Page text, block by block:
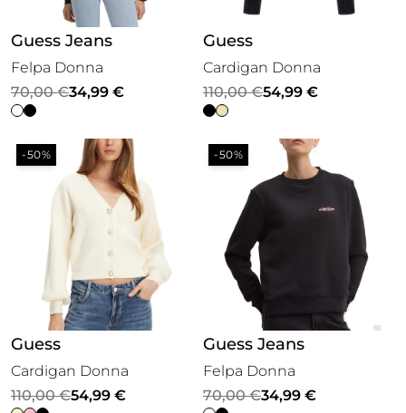
Guess Jeans
Felpa Donna
70,00€
Il
prezzo
originale
era:
70,00 €.
34,99 €
Il
prezzo
attuale
è:
34,99 €.
Guess
Cardigan Donna
110,00€
Il
prezzo
originale
era:
110,00 €.
54,99 €
Il
prezzo
attuale
è:
54,99 €.
-50%
Guess
Cardigan Donna
110,00€
Il
54,99 €
Il
-50%
Guess Jeans
Felpa Donna
70,00€
Il
34,99 €
Il